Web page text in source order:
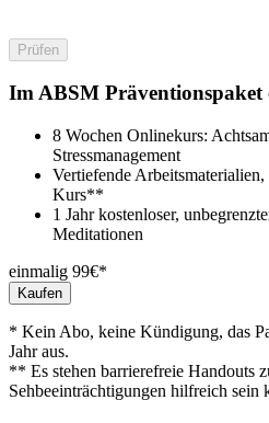
Prüfen
Im ABSM Präventionspaket
8 Wochen Onlinekurs:
Stressmanagement
Vertiefende
Kurs**
1 Jahr kostenloser,
Meditationen
einmalig 99€*
Kaufen
* Kein Abo, keine Kündigung, das
Jahr aus.
** Es stehen barrierefreie Handouts
Sehbeeinträchtigungen hilfreich sein